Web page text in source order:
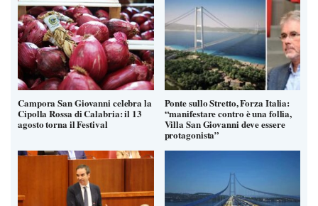
Campora San Giovanni celebra la
Cipolla Rossa di Calabria: il 13
agosto torna il Festival
Ponte sullo Stretto, Forza Italia:
“manifestare contro è una follia,
Villa San Giovanni deve essere
protagonista”